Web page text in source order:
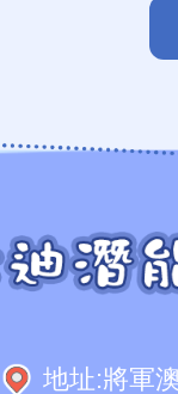
地址:將軍